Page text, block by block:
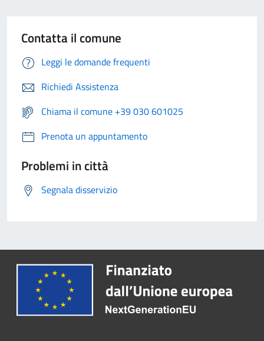
Contatta il comune
Leggi le domande frequenti
Richiedi Assistenza
Chiama il comune +39 030 601025
Prenota un appuntamento
Problemi in città
Segnala disservizio